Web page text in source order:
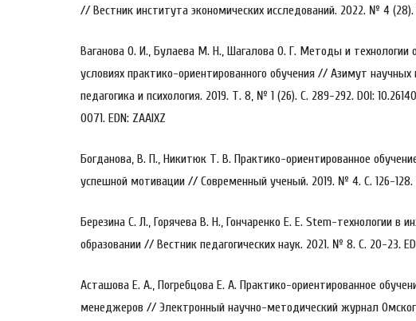
// Вестник института экономических исследований. 2022. № 4
Ваганова О. И., Булаева М. Н., Шагалова О. Г. Методы и технологии
условиях практико-ориентированного обучения // Азимут научных
педагогика и психология. 2019. Т. 8, № 1 (26). С. 289-292. DOI:
0071. EDN: ZAAIXZ
Богданова, В. П., Никитюк Т. В. Практико-ориентированное
успешной мотивации // Современный ученый. 2019. № 4. С. 126-128.
Березина С. Л., Горячева В. Н., Гончаренко Е. Е. Stem-технологии в
образовании // Вестник педагогических наук. 2021. № 8. С. 20-23.
Асташова Е. А., Погребцова Е. А. Практико-ориентированное
менеджеров // Электронный научно-методический журнал